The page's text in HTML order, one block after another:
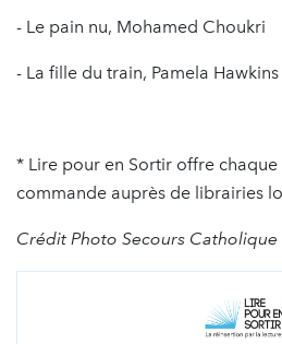
- Le pain nu, Mohamed Choukri
- La fille du train, Pamela Hawkins
* Lire pour en Sortir offre
commande auprès de librairies
Crédit Photo Secours Catholique